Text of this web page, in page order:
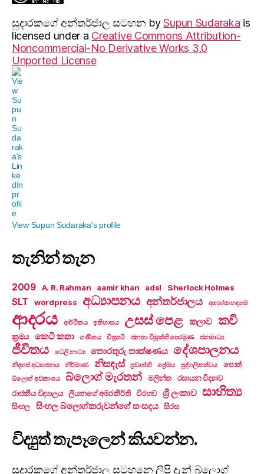
සුදාරක‍ගේ අන්තර්ජාල සටහන bySupun Sudaraka is
licensed under a Creative Commons Attribution-
Noncommercial-No Derivative Works 3.0
Unported License
View Supun Sudaraka's profile
තැනින් තැන
2009 A. R. Rahman aamir khan adsl Sherlock Holmes
SLT wordpress අධ්‍යාපනය අන්තර්ජාලය අශෝක හඳගම
ආදරය ආර්ථිකය ඉතිහාසය උසස් පෙළ කලාව කවි
ක්‍රමය කෙටි කතා ගණිතය චිත්‍රපටි ජනතා විමුක්ති පෙරමුණ ජනමාධ්‍ය
ජීවිතය ටෙලි නාට්‍ය තොරතුරු තාක්ෂණය දේශපාලනය
නිදහස් අධ්‍යාපනය නිර්මාණ නිසඳැස් ප්‍රවෘත්ති ප්‍රේමය පුද්ගලිකත්වය පොත්
බ්ලොග් අවකාශය බ්ලොග් මැරතන් මලින්ත
රසායන විද්‍යාව
රාජකීය විද්‍යාලය
ලියනගේ අමරකීර්ති විරහව ශ්‍රී ලංකාව සාහිත්‍ය
සිංහල සිංහල බ්ලොග්කරුවන්ගේ සංසදය සිරස
විද්‍යුත් තැපෑලෙන් කියවන්න.
සුදාරකගේ අන්තර්ජාල සටහනෙ ලිපි දැන් බ්ලොග්